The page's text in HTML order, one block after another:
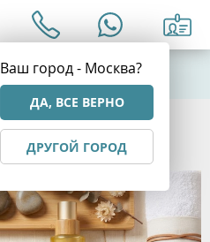
Ваш город - Москва?
ДА, ВСЕ ВЕРНО
ДРУГОЙ ГОРОД